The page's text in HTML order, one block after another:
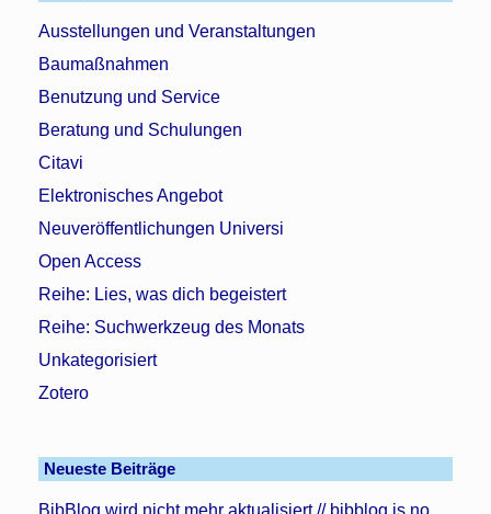
Ausstellungen und Veranstaltungen
Baumaßnahmen
Benutzung und Service
Beratung und Schulungen
Citavi
Elektronisches Angebot
Neuveröffentlichungen Universi
Open Access
Reihe: Lies, was dich begeistert
Reihe: Suchwerkzeug des Monats
Unkategorisiert
Zotero
Neueste Beiträge
BibBlog wird nicht mehr aktualisiert // bibblog is no